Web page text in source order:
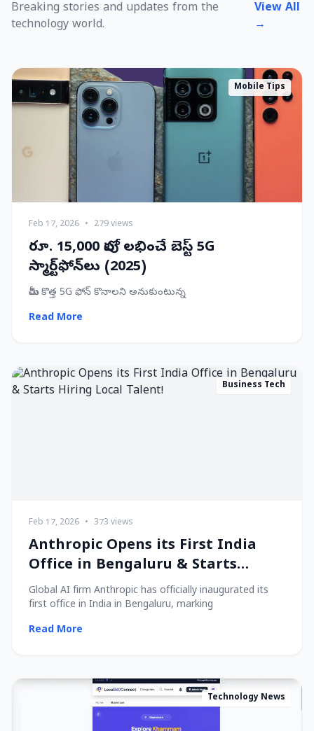
Breaking stories and updates from the
technology world.
View All
→
Mobile Tips
Feb 17, 2026 • 279 views
రూ. 15,000 లోపు లభించే బెస్ట్ 5G
స్మార్ట్‌ఫోన్‌లు (2025)
మీరు కొత్త 5G ఫోన్ కొనాలని అనుకుంటున్న
Read More
Business Tech
Feb 17, 2026 • 373 views
Anthropic Opens its First India
Office in Bengaluru & Starts
Hiring Local Talent!
Global AI firm Anthropic has officially inaugurated its
first office in India in Bengaluru, marking
Read More
Technology News